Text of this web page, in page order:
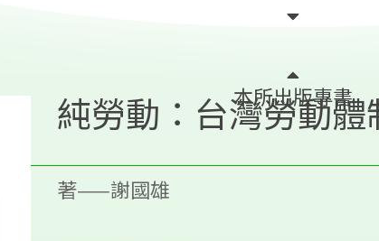
本所出版專書
純勞動：台灣勞動體
著——謝國雄